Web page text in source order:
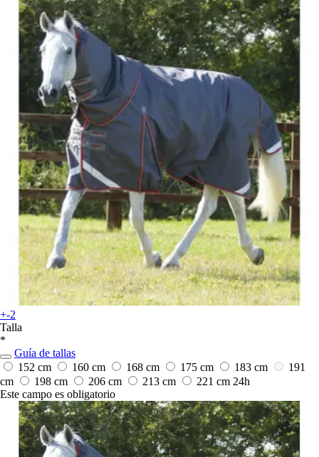
+-2
Talla
*
Guía de tallas
152 cm
160 cm 168 cm 175 cm 183 cm
191
cm
198 cm 206 cm 213 cm 221 cm 24h
Este campo es obligatorio